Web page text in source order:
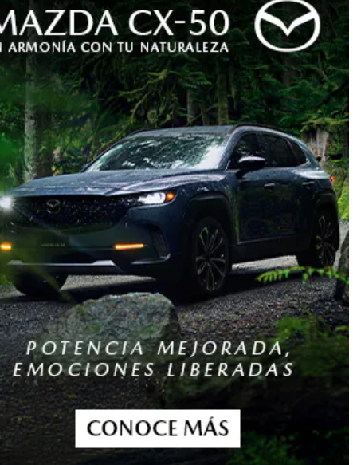
fuente preferida en Google
frente al Renault
conoce una nueva
en Colombia.
medio nacional el anunciar el nombre del